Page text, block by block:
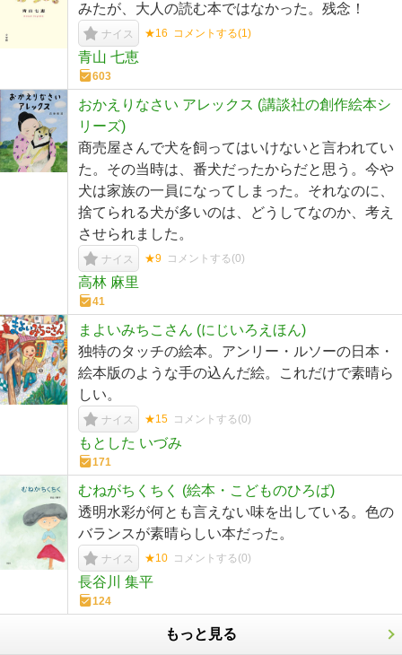
みたが、大人の読む本ではなかった。残念！
ナイス ★16 コメントする(1)
青山 七恵
603
おかえりなさい アレックス (講談社の創作絵本シ
リーズ)
商売屋さんで犬を飼ってはいけないと言われてい
た。その当時は、番犬だったからだと思う。今や
犬は家族の一員になってしまった。それなのに、
捨てられる犬が多いのは、どうしてなのか、考え
させられました。
ナイス ★9 コメントする(0)
高林 麻里
41
まよいみちこさん (にじいろえほん)
独特のタッチの絵本。アンリー・ルソーの日本・
絵本版のような手の込んだ絵。これだけで素晴ら
しい。
ナイス ★15 コメントする(0)
もとした いづみ
171
むねがちくちく (絵本・こどものひろば)
透明水彩が何とも言えない味を出している。色の
バランスが素晴らしい本だった。
ナイス ★10 コメントする(0)
長谷川 集平
124
もっと見る